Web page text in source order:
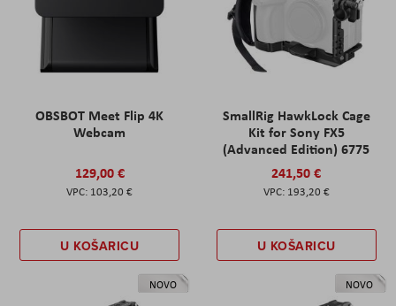
OBSBOT Meet Flip 4K
Webcam
129,00 €
103,20 €
U KOŠARICU
SmallRig HawkLock Cage
Kit for Sony FX5
(Advanced Edition) 6775
241,50 €
193,20 €
U KOŠARICU
NOVO NOVO